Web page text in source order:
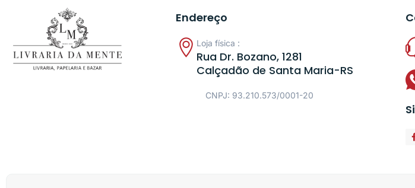
Endereço
Loja física :
Rua Dr. Bozano, 1281
Calçadão de Santa Maria-RS
CNPJ: 93.210.573/0001-20